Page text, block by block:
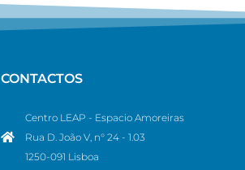
CONTACTOS
Centro LEAP - Espacio Amoreiras
Rua D. João V, n° 24 - 1.03
1250-091 Lisboa